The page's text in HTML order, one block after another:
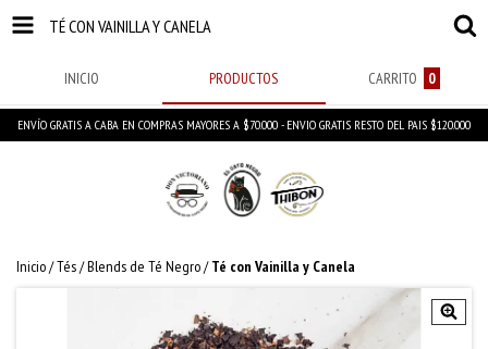
TÉ CON VAINILLA Y CANELA
INICIO PRODUCTOS CARRITO 0
ENVÍO GRATIS A CABA EN COMPRAS MAYORES A $70.000 - ENVIO GRATIS RESTO DEL PAIS $120.000
Inicio/Tés/Blends de Té Negro/ Té con Vainilla y Canela